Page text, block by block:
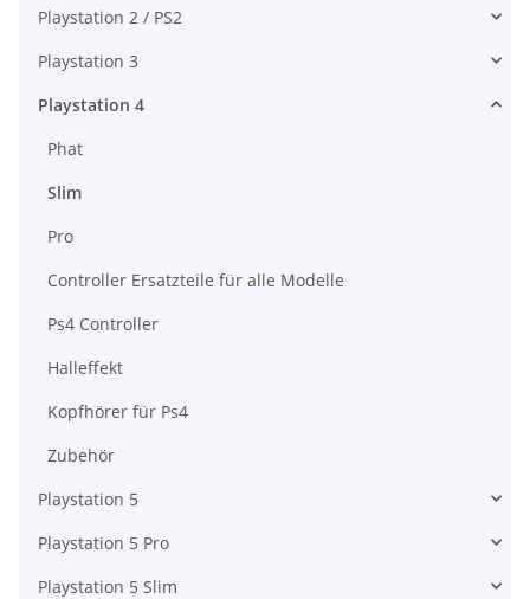
Playstation 2 / PS2
Playstation 3
Playstation 4
Phat
Slim
Pro
Controller Ersatzteile für alle Modelle
Ps4 Controller
Halleffekt
Kopfhörer für Ps4
Zubehör
Playstation 5
Playstation 5 Pro
Playstation 5 Slim